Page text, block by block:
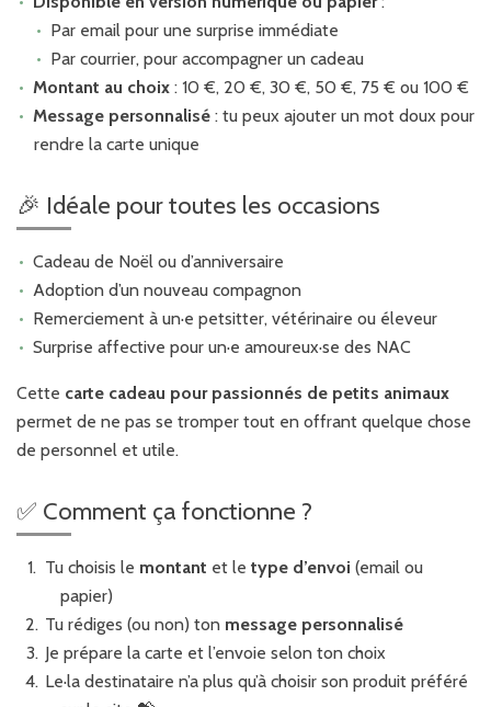
Par email pour une surprise immédiate
Par courrier, pour accompagner un cadeau
Montant au choix: 10 €, 20 €, 30 €, 50 €, 75 € ou 100 €
Message personnalisé: tu peux ajouter un mot doux pour
rendre la carte unique
🎉 Idéale pour toutes les occasions
Cadeau de Noël ou d’anniversaire
Adoption d’un nouveau compagnon
Remerciement à un·e petsitter, vétérinaire ou éleveur
Surprise affective pour un·e amoureux·se des NAC
Cette carte cadeau pour passionnés de petits animaux
permet de ne pas se tromper tout en offrant quelque chose
de personnel et utile.
✅ Comment ça fonctionne ?
Tu choisis le montant et le type d’envoi (email ou
papier)
Tu rédiges (ou non) ton message personnalisé
Je prépare la carte et l’envoie selon ton choix
Le·la destinataire n’a plus qu’à choisir son produit préféré